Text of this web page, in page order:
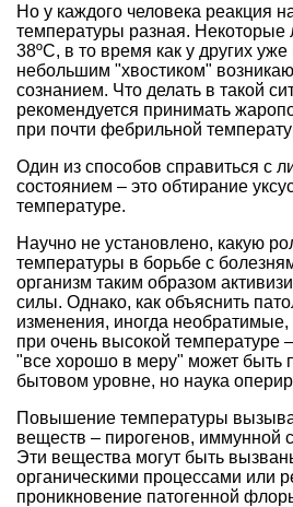
Но у каждого человека реакция
температуры разная. Некоторые
38ºС, в то время как у других
небольшим "хвостиком"
сознанием. Что делать в такой
рекомендуется принимать
при почти фебрильной
Один из способов справиться с
состоянием – это обтирание
температуре.
Научно не установлено, какую
температуры в борьбе с
организм таким образом
силы. Однако, как объяснить
изменения, иногда
при очень высокой температуре
"все хорошо в меру" может быть
бытовом уровне, но наука
Повышение температуры
веществ – пирогенов, иммунной
Эти вещества могут быть
органическими процессами или
проникновение патогенной